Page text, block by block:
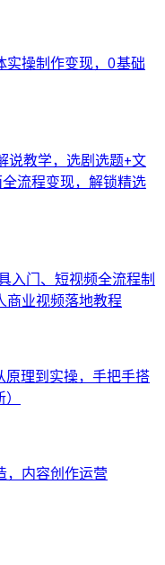
实操制作变现，0基础
说教学，选剧选题+文
流程变现，解锁精选
入门、短视频全流程制
商业视频落地教程
理到实操，手把手搭
，内容创作运营